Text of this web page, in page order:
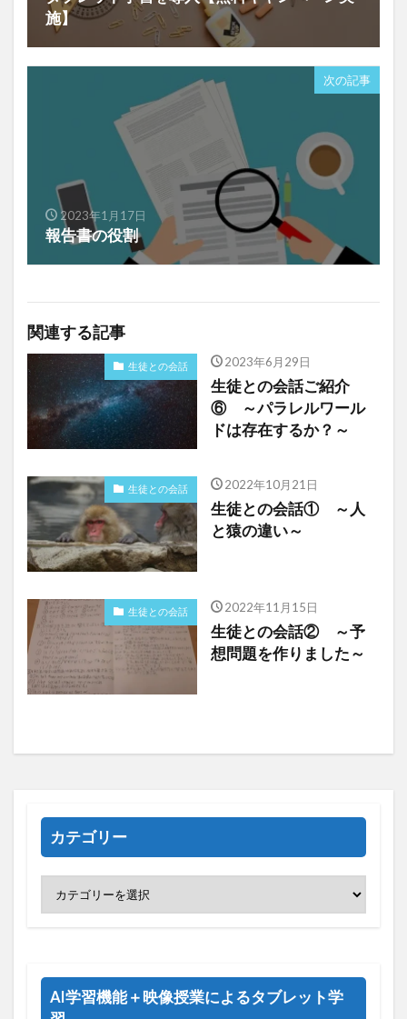
施】
次の記事
2023年1月17日
報告書の役割
関連する記事
生徒との会話 2023年6月29日
生徒との会話ご紹介
⑥ ～パラレルワール
ドは存在するか？～
生徒との会話 2022年10月21日
生徒との会話① ～人
と猿の違い～
生徒との会話 2022年11月15日
生徒との会話② ～予
想問題を作りました～
カテゴリー
AI学習機能＋映像授業によるタブレット学